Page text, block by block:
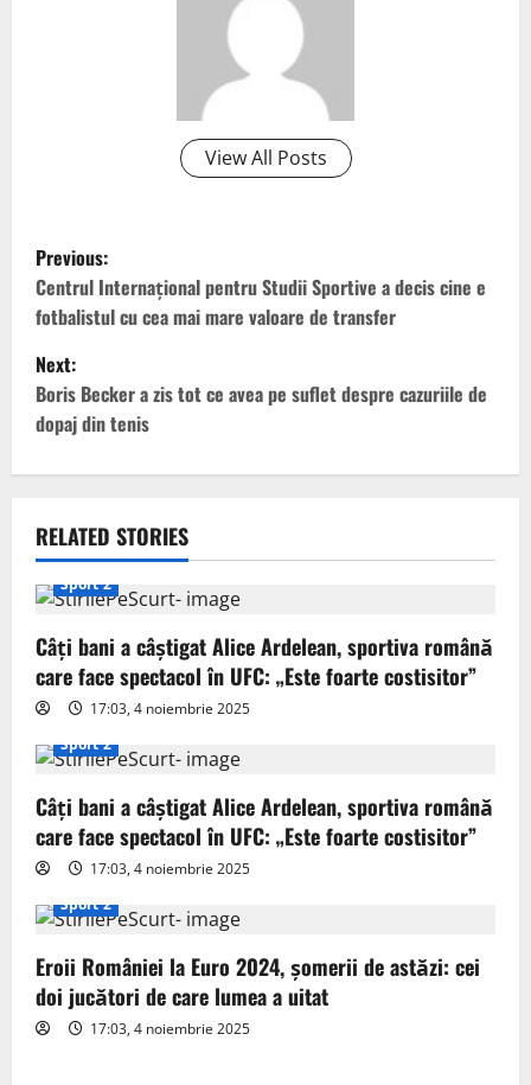
View All Posts
P
o
s
t
n
v
i
g
a
t
i
o
n
Previous:
Centrul Internațional pentru Studii Sportive a decis cine e
fotbalistul cu cea mai mare valoare de transfer
Next:
Boris Becker a zis tot ce avea pe suflet despre cazuriile de
dopaj din tenis
RELATED STORIES
Sport 2
Câți bani a câștigat Alice Ardelean, sportiva română
care face spectacol în UFC: „Este foarte costisitor”
17:03, 4 noiembrie 2025
Sport 2
Câți bani a câștigat Alice Ardelean, sportiva română
care face spectacol în UFC: „Este foarte costisitor”
17:03, 4 noiembrie 2025
Sport 2
Eroii României la Euro 2024, șomerii de astăzi: cei
doi jucători de care lumea a uitat
17:03, 4 noiembrie 2025